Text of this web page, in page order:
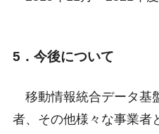
5．今後について
移動情報統合データ基
者、その他様々な事業者